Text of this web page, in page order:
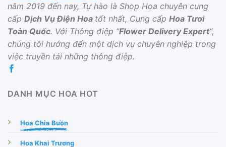
năm 2019 đến nay, Tự hào là Shop Hoa chuyên cung
cấp Dịch Vụ Điện Hoa tốt nhất, Cung cấp Hoa Tươi
Toàn Quốc. Với Thông điệp “Flower Delivery Expert“,
chúng tôi hướng đến một dịch vụ chuyên nghiệp trong
việc truyền tải những thông điệp.
DANH MỤC HOA HOT
Hoa Chia Buồn
Hoa Khai Trương